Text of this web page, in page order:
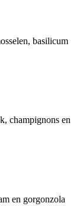
basilicum
champignons en
en gorgonzola